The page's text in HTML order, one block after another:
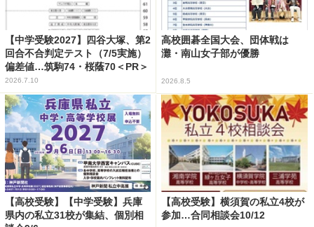
【中学受験2027】四谷大塚、第2
回合不合判定テスト（7/5実施）
偏差値…筑駒74・桜蔭70＜PR＞
2026.7.10
高校囲碁全国大会、団体戦は
灘・南山女子部が優勝
2026.8.5
【高校受験】【中学受験】兵庫
県内の私立31校が集結、個別相
【高校受験】横須賀の私立4校が
参加…合同相談会10/12